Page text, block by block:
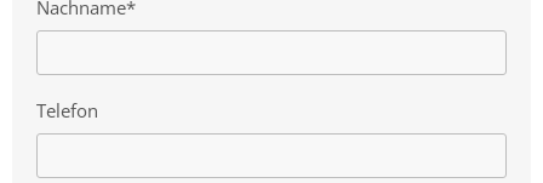
Nachname*
Telefon